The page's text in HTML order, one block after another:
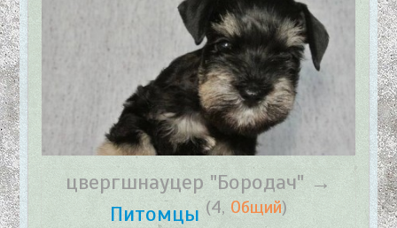
цвергшнауцер "Бородач" →
Питомцы (4, Общий)